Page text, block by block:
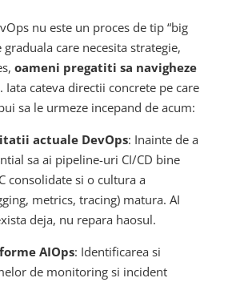
nu este un proces de tip “big
graduala care necesita strategie,
oameni pregatiti sa navigheze
. Iata cateva directii concrete pe care
sa le urmeze incepand de acum:
actuale DevOps: Inainte de a
sa ai pipeline-uri CI/CD bine
consolidate si o cultura a
metrics, tracing) matura. AI
deja, nu repara haosul.
AIOps: Identificarea si
de monitoring si incident